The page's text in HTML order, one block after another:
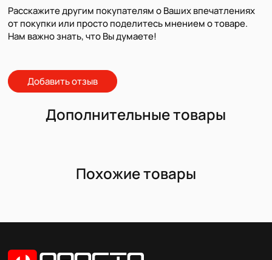
Расскажите другим покупателям о Ваших впечатлениях
от покупки или просто поделитесь мнением о товаре.
Нам важно знать, что Вы думаете!
Добавить отзыв
Дополнительные товары
Похожие товары